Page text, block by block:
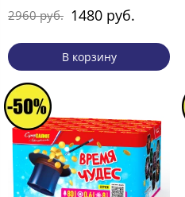
2960 руб. 1480 руб.
В корзину